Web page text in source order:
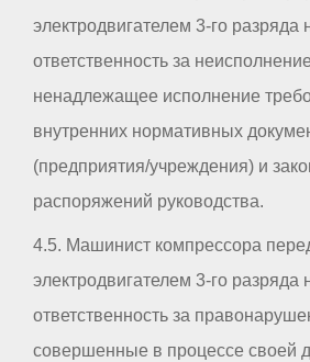
электродвигателем 3-го разряда
ответственность за
ненадлежащее исполнение
внутренних нормативных
(предприятия/учреждения) и
распоряжений руководства.
4.5. Машинист компрессора
электродвигателем 3-го разряда
ответственность за
совершенные в процессе своей